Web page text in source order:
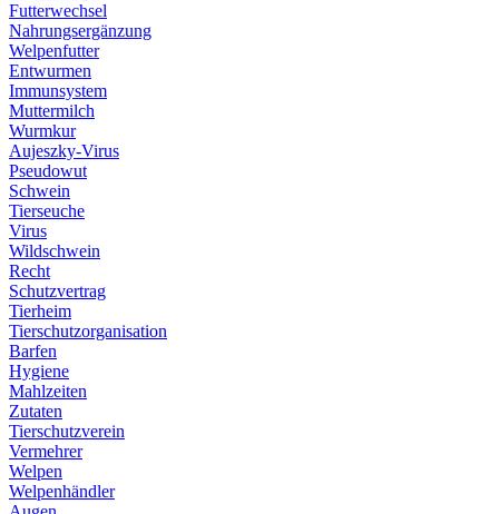
Futterwechsel
Nahrungsergänzung
Welpenfutter
Entwurmen
Immunsystem
Muttermilch
Wurmkur
Aujeszky-Virus
Pseudowut
Schwein
Tierseuche
Virus
Wildschwein
Recht
Schutzvertrag
Tierheim
Tierschutzorganisation
Barfen
Hygiene
Mahlzeiten
Zutaten
Tierschutzverein
Vermehrer
Welpen
Welpenhändler